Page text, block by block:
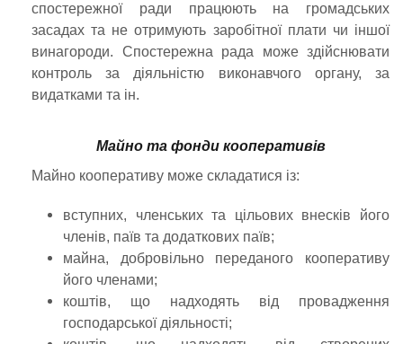
спостережної ради працюють на громадських
засадах та не отримують заробітної плати чи іншої
винагороди. Спостережна рада може здійснювати
контроль за діяльністю виконавчого органу, за
видатками та ін.
Майно та фонди кооперативів
Майно кооперативу може складатися із:
вступних, членських та цільових внесків його
членів, паїв та додаткових паїв;
майна, добровільно переданого кооперативу
його членами;
коштів, що надходять від провадження
господарської діяльності;